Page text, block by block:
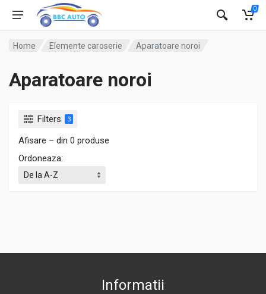
0
Home Elemente caroserie Aparatoare noroi
Aparatoare noroi
Filters 3
Afisare – din 0 produse
Ordoneaza:
Informatii